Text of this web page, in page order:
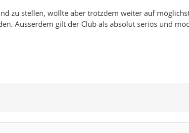
zu stellen, wollte aber trotzdem weiter auf
Ausserdem gilt der Club als absolut seriös und